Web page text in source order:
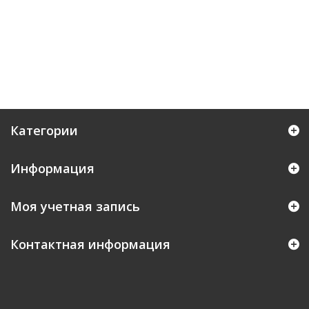
Категории
Информация
Моя учетная запись
Контактная информация